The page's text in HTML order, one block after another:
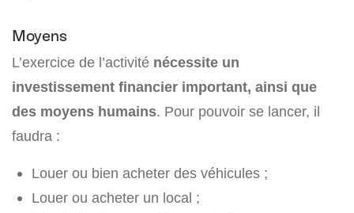
Moyens
L’exercice de l’activité nécessite un
investissement financier important, ainsi que
des moyens humains. Pour pouvoir se lancer, il
faudra :
Louer ou bien acheter des véhicules ;
Louer ou acheter un local ;